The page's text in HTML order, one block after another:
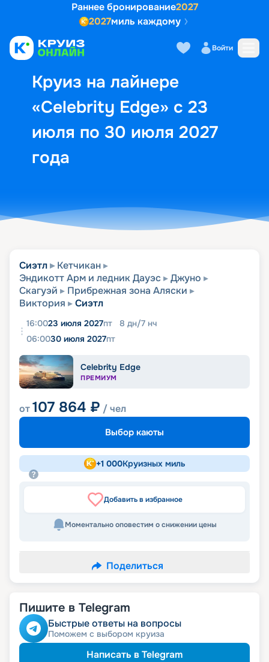
Раннее бронирование2027
2027миль каждому
Войти
Круиз на лайнере
«Celebrity Edge» с 23
июля по 30 июля 2027
года
Выбор кают Маршрут и
Сиэтл
Кетчикан
Эндикотт Арм и ледник Дауэс
Джуно
Скагуэй
Прибрежная зона Аляски
Виктория
Сиэтл
16:0023 июля 2027пт 8 дн/7 нч
06:0030 июля 2027пт
Celebrity Edge
ПРЕМИУМ
от107 864 ₽ / чел
Выбор каюты
+1 000Круизных миль
Добавить в избранное
Моментально оповестим о снижении цены
Поделиться
Пишите в Telegram
Быстрые ответы на вопросы
Поможем с выбором круиза
Написать в Telegram